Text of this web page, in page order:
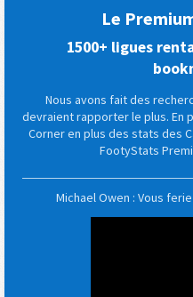
Le
1500+ ligues
Nous avons fait des
devraient rapporter le plus. En
Corner en plus des stats des
FootyStats
Michael Owen : Vous